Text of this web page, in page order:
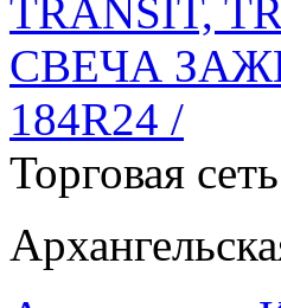
TRANSIT,
СВЕЧА
184R24 /
Торговая сеть